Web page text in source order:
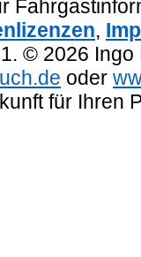
,
© 2026
oder
für Ihren